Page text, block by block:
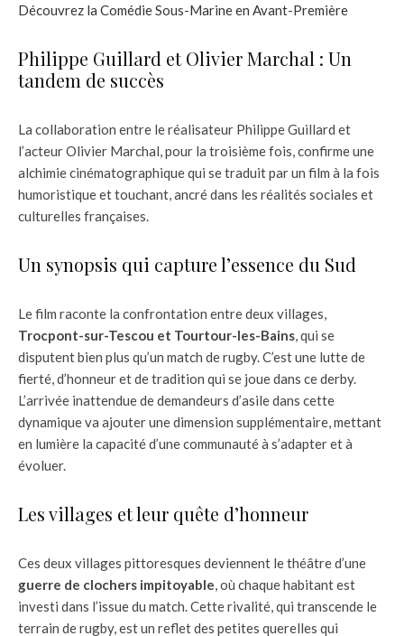
Découvrez la Comédie Sous-Marine en Avant-Première
Philippe Guillard et Olivier Marchal : Un
tandem de succès
La collaboration entre le réalisateur Philippe Guillard et
l’acteur Olivier Marchal, pour la troisième fois, confirme une
alchimie cinématographique qui se traduit par un film à la fois
humoristique et touchant, ancré dans les réalités sociales et
culturelles françaises.
Un synopsis qui capture l’essence du Sud
Le film raconte la confrontation entre deux villages,
Trocpont-sur-Tescou et Tourtour-les-Bains , qui se
disputent bien plus qu’un match de rugby. C’est une lutte de
fierté, d’honneur et de tradition qui se joue dans ce derby.
L’arrivée inattendue de demandeurs d’asile dans cette
dynamique va ajouter une dimension supplémentaire, mettant
en lumière la capacité d’une communauté à s’adapter et à
évoluer.
Les villages et leur quête d’honneur
Ces deux villages pittoresques deviennent le théâtre d’une
guerre de clochers impitoyable , où chaque habitant est
investi dans l’issue du match. Cette rivalité, qui transcende le
terrain de rugby, est un reflet des petites querelles qui